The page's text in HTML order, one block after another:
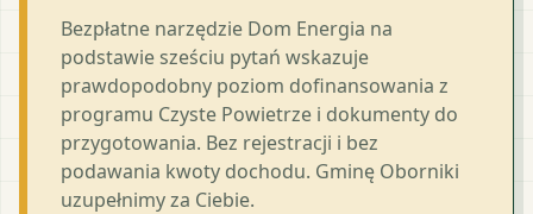
Bezpłatne narzędzie Dom Energia na
podstawie sześciu pytań wskazuje
prawdopodobny poziom dofinansowania z
programu Czyste Powietrze i dokumenty do
przygotowania. Bez rejestracji i bez
podawania kwoty dochodu. Gminę Oborniki
uzupełnimy za Ciebie.